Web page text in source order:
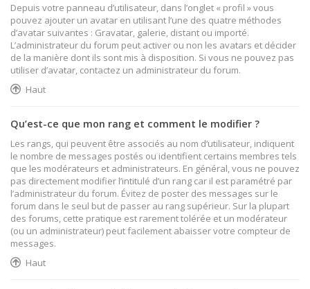
Depuis votre panneau d’utilisateur, dans l’onglet « profil » vous
pouvez ajouter un avatar en utilisant l’une des quatre méthodes
d’avatar suivantes : Gravatar, galerie, distant ou importé.
L’administrateur du forum peut activer ou non les avatars et décider
de la manière dont ils sont mis à disposition. Si vous ne pouvez pas
utiliser d’avatar, contactez un administrateur du forum.
Haut
Qu’est-ce que mon rang et comment le modifier ?
Les rangs, qui peuvent être associés au nom d’utilisateur, indiquent
le nombre de messages postés ou identifient certains membres tels
que les modérateurs et administrateurs. En général, vous ne pouvez
pas directement modifier l’intitulé d’un rang car il est paramétré par
l’administrateur du forum. Évitez de poster des messages sur le
forum dans le seul but de passer au rang supérieur. Sur la plupart
des forums, cette pratique est rarement tolérée et un modérateur
(ou un administrateur) peut facilement abaisser votre compteur de
messages.
Haut